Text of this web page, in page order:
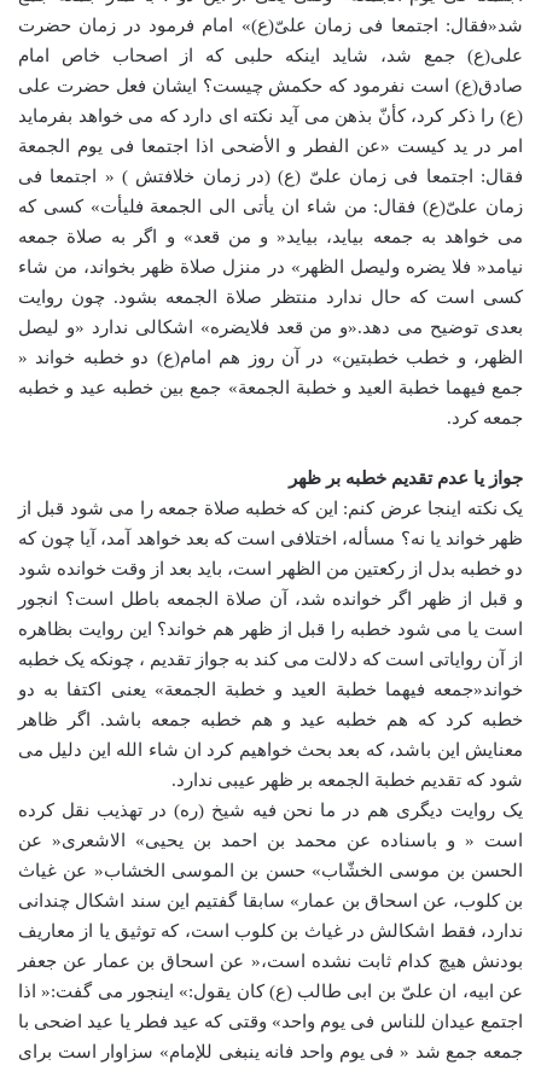
شد«فقال: اجتمعا فی زمان علیّ(ع)» امام فرمود در زمان حضرت
علی(ع) جمع شد، شاید اینکه حلبی که از اصحاب خاص امام
صادق(ع) است نفرمود که حکمش چیست؟ ایشان فعل حضرت علی
(ع) را ذکر کرد، کأنّ بذهن می آید نکته ای دارد که می خواهد بفرماید
امر در ید کیست «عن الفطر و الأضحی اذا اجتمعا فی یوم الجمعة
فقال: اجتمعا فی زمان علیّ (ع) (در زمان خلافتش ) « اجتمعا فی
زمان علیّ(ع) فقال: من شاء ان یأتی الی الجمعة فلیأت» کسی که
می خواهد به جمعه بیاید، بیاید« و من قعد» و اگر به صلاة جمعه
نیامد« فلا یضره ولیصل الظهر» در منزل صلاة ظهر بخواند، من شاء
کسی است که حال ندارد منتظر صلاة الجمعه بشود. چون روایت
بعدی توضیح می دهد.«و من قعد فلایضره» اشکالی ندارد «و لیصل
الظهر، و خطب خطبتین» در آن روز هم امام(ع) دو خطبه خواند «
جمع فیهما خطبة العید و خطبة الجمعة» جمع بین خطبه عید و خطبه
جمعه کرد.
جواز یا عدم تقدیم خطبه بر ظهر
یک نکته اینجا عرض کنم: این که خطبه صلاة جمعه را می شود قبل از
ظهر خواند یا نه؟ مسأله، اختلافی است که بعد خواهد آمد، آیا چون که
دو خطبه بدل از رکعتین من الظهر است، باید بعد از وقت خوانده شود
و قبل از ظهر اگر خوانده شد، آن صلاة الجمعه باطل است؟ انجور
است یا می شود خطبه را قبل از ظهر هم خواند؟ این روایت بظاهره
از آن روایاتی است که دلالت می کند به جواز تقدیم ، چونکه یک خطبه
خواند«جمعه فیهما خطبة العید و خطبة الجمعة» یعنی اکتفا به دو
خطبه کرد که هم خطبه عید و هم خطبه جمعه باشد. اگر ظاهر
معنایش این باشد، که بعد بحث خواهیم کرد ان شاء الله این دلیل می
شود که تقدیم خطبة الجمعه بر ظهر عیبی ندارد.
یک روایت دیگری هم در ما نحن فیه شیخ (ره) در تهذیب نقل کرده
است « و باسناده عن محمد بن احمد بن یحیی» الاشعری« عن
الحسن بن موسی الخشّاب» حسن بن الموسی الخشاب« عن غیاث
بن کلوب، عن اسحاق بن عمار» سابقا گفتیم این سند اشکال چندانی
ندارد، فقط اشکالش در غیاث بن کلوب است، که توثیق یا از معاریف
بودنش هیچ کدام ثابت نشده است،« عن اسحاق بن عمار عن جعفر
عن ابیه، ان علیّ بن ابی طالب (ع) کان یقول:» اینجور می گفت:« اذا
اجتمع عیدان للناس فی یوم واحد» وقتی که عید فطر یا عید اضحی با
جمعه جمع شد « فی یوم واحد فانه ینبغی للإمام» سزاوار است برای